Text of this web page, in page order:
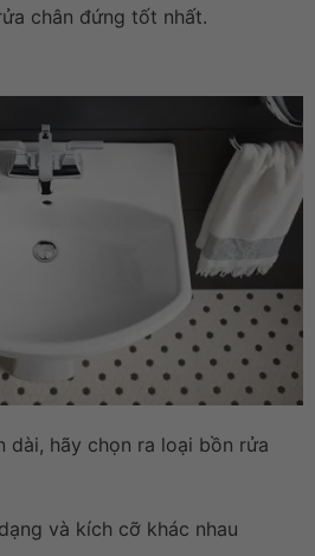
chân đứng tốt nhất.
dài, hãy chọn ra loại bồn rửa
và kích cỡ khác nhau